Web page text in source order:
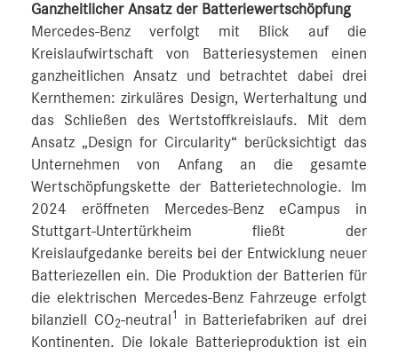
Ganzheitlicher Ansatz der Batteriewertschöpfung
Mercedes-Benz verfolgt mit Blick auf die
Kreislaufwirtschaft von Batteriesystemen einen
ganzheitlichen Ansatz und betrachtet dabei drei
Kernthemen: zirkuläres Design, Werterhaltung und
das Schließen des Wertstoffkreislaufs. Mit dem
Ansatz „Design for Circularity“ berücksichtigt das
Unternehmen von Anfang an die gesamte
Wertschöpfungskette der Batterietechnologie. Im
2024 eröffneten Mercedes-Benz eCampus in
Stuttgart-Untertürkheim fließt der
Kreislaufgedanke bereits bei der Entwicklung neuer
Batteriezellen ein. Die Produktion der Batterien für
die elektrischen Mercedes-Benz Fahrzeuge erfolgt
bilanziell CO2-neutral 1
in Batteriefabriken auf drei
Kontinenten. Die lokale Batterieproduktion ist ein